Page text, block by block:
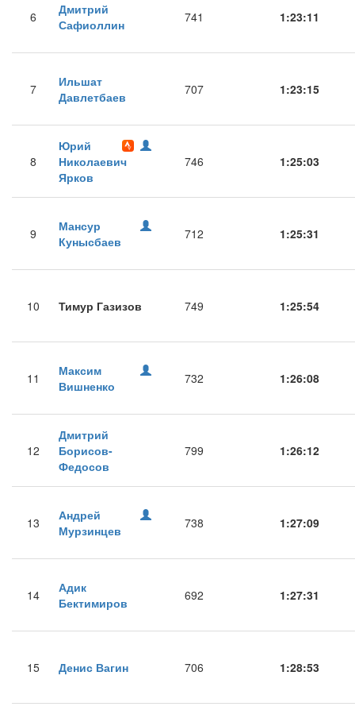
6
Дмитрий
Сафиоллин
741 1:23:11
7
Ильшат
Давлетбаев
707 1:23:15
8
Юрий
Николаевич
Ярков
746 1:25:03
9
Мансур
Кунысбаев
712 1:25:31
10 Тимур Газизов 749 1:25:54
11
Максим
Вишненко
732 1:26:08
12
Дмитрий
Борисов-
Федосов
799 1:26:12
13
Андрей
Мурзинцев
738 1:27:09
14
Адик
Бектимиров
692 1:27:31
15 Денис Вагин 706 1:28:53